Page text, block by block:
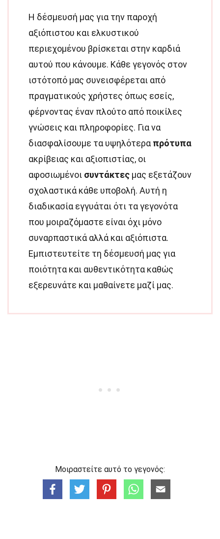
Η δέσμευσή μας για την παροχή
αξιόπιστου και ελκυστικού
περιεχομένου βρίσκεται στην καρδιά
αυτού που κάνουμε. Κάθε γεγονός στον
ιστότοπό μας συνεισφέρεται από
πραγματικούς χρήστες όπως εσείς,
φέρνοντας έναν πλούτο από ποικίλες
γνώσεις και πληροφορίες. Για να
διασφαλίσουμε τα υψηλότερα πρότυπα
ακρίβειας και αξιοπιστίας, οι
αφοσιωμένοι συντάκτες μας εξετάζουν
σχολαστικά κάθε υποβολή. Αυτή η
διαδικασία εγγυάται ότι τα γεγονότα
που μοιραζόμαστε είναι όχι μόνο
συναρπαστικά αλλά και αξιόπιστα.
Εμπιστευτείτε τη δέσμευσή μας για
ποιότητα και αυθεντικότητα καθώς
εξερευνάτε και μαθαίνετε μαζί μας.
Μοιραστείτε αυτό το γεγονός: